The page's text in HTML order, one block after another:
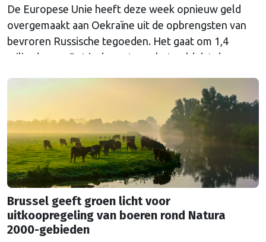
De Europese Unie heeft deze week opnieuw geld
overgemaakt aan Oekraïne uit de opbrengsten van
bevroren Russische tegoeden. Het gaat om 1,4
miljard euro. Dat is de rente op het geld dat de
Euroclear parkeerde. De EU bevroor dat geld na de
Continued
Brussel geeft groen licht voor
uitkoopregeling van boeren rond Natura
2000-gebieden